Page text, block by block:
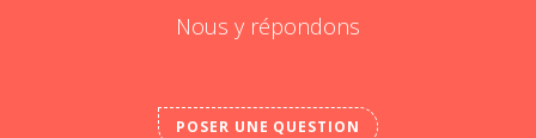
Nous y répondons
POSER UNE QUESTION